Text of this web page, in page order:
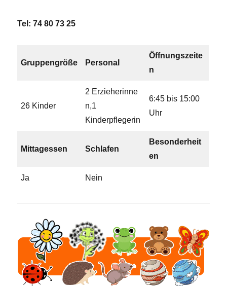
Tel: 74 80 73 25
Gruppengröße Personal
Öffnungszeite
n
26 Kinder
2 Erzieherinne
n,1
Kinderpflegerin
6:45 bis 15:00
Uhr
Mittagessen Schlafen
Besonderheit
en
Ja Nein